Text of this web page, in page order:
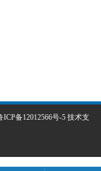
ICP备12012566号-5 技术支